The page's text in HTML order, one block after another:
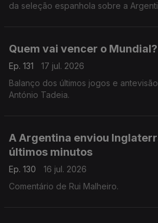
da seleção espanhola sobre a
Quem vai vencer o Mundial?
Ep. 131
17 jul. 2026
Balanço dos últimos jogos e
António Tadeia.
A Argentina enviou
últimos minutos
Ep. 130
16 jul. 2026
Comentário de Rui Malheiro.